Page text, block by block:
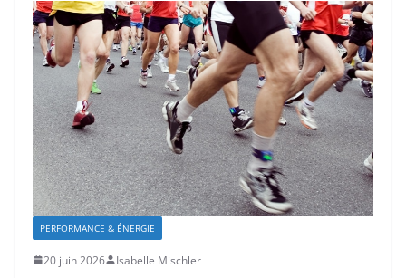
PERFORMANCE & ÉNERGIE
20 juin 2026 Isabelle Mischler